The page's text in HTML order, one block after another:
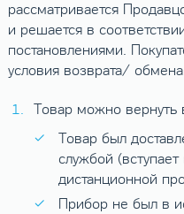
рассматривается
и решается в
постановлениями.
условия возврата/
Товар можно вернуть
Товар был
службой
дистанционной
Прибор не был в